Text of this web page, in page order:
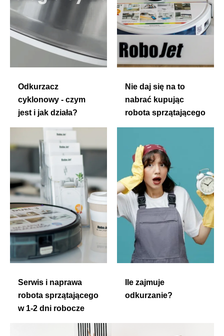
Odkurzacz
cyklonowy - czym
jest i jak działa?
Nie daj się na to
nabrać kupując
robota sprzątającego
Serwis i naprawa
robota sprzątającego
w 1-2 dni robocze
Ile zajmuje
odkurzanie?